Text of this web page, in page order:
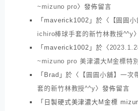
~mizuno pro〉發佈留言
「maverick1002 」於〈
【圓圓
ichiro棒球手套的新竹林教授^^y
「maverick1002 」於〈
~mizuno pro 美津濃大M金標特
「Brad 」於〈
【圓圓小舖】一
套的新竹林教授^^y〉發佈留言
「 日製硬式美津濃大M金標